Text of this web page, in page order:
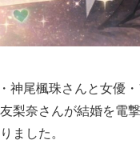
神尾楓珠さんと女優
梨奈さんが結婚を電
ました。